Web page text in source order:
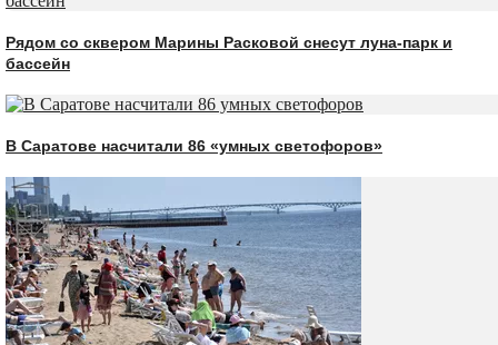
Рядом со сквером Марины Расковой снесут луна-парк и
бассейн
В Саратове насчитали 86 «умных светофоров»